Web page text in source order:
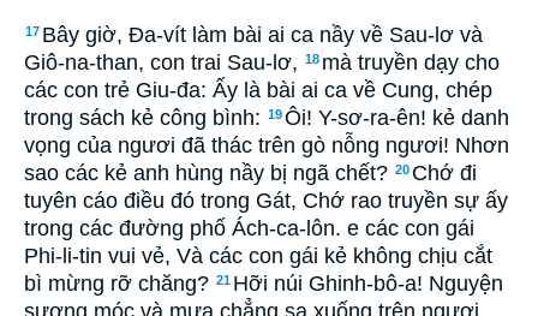
17 Bây giờ, Ða-vít làm bài ai ca nầy về Sau-lơ và
Giô-na-than, con trai Sau-lơ, 18 mà truyền dạy cho
các con trẻ Giu-đa: Ấy là bài ai ca về Cung, chép
trong sách kẻ công bình: 19Ôi! Y-sơ-ra-ên! kẻ danh
vọng của ngươi đã thác trên gò nỗng ngươi! Nhơn
sao các kẻ anh hùng nầy bị ngã chết? 20 Chớ đi
tuyên cáo điều đó trong Gát, Chớ rao truyền sự ấy
trong các đường phố Ách-ca-lôn. e các con gái
Phi-li-tin vui vẻ, Và các con gái kẻ không chịu cắt
bì mừng rỡ chăng? 21 Hỡi núi Ghinh-bô-a! Nguyện